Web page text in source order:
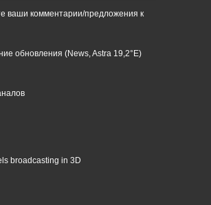
ваши комментарии/предложения к
обновления (News, Astra 19,2°E)
broadcasting in 3D